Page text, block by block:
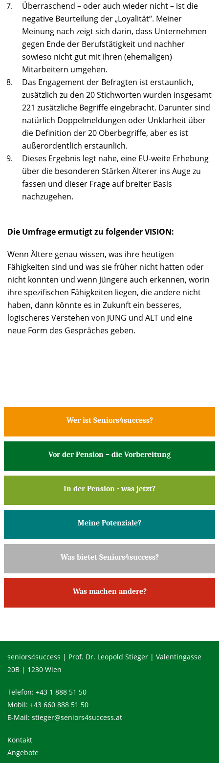
Überraschend – oder auch wieder nicht – ist die
negative Beurteilung der „Loyalität“. Meiner
Meinung nach zeigt sich darin, dass Unternehmen
gegen Ende der Berufstätigkeit und nachher
sowieso nicht gut mit ihren (ehemaligen)
Mitarbeitern umgehen.
Das Engagement der Befragten ist erstaunlich,
zusätzlich zu den 20 Stichworten wurden insgesamt
221 zusätzliche Begriffe eingebracht. Darunter sind
natürlich Doppelmeldungen oder Unklarheit über
die Definition der 20 Oberbegriffe, aber es ist
außerordentlich erstaunlich.
Dieses Ergebnis legt nahe, eine EU-weite Erhebung
über die besonderen Stärken Älterer ins Auge zu
fassen und dieser Frage auf breiter Basis
nachzugehen.
Die Umfrage ermutigt zu folgender VISION:
Wenn Ältere genau wissen, was ihre heutigen
Fähigkeiten sind und was sie früher nicht hatten oder
nicht konnten und wenn Jüngere auch erkennen, worin
ihre spezifischen Fähigkeiten liegen, die andere nicht
haben, dann könnte es in Zukunft ein besseres,
logischeres Verstehen von JUNG und ALT und eine
neue Form des Gespräches geben.
Wer ist Seniors4success?
Vor der Pension – die Vorbereitung
In der Pension - was jetzt?
Meine Potenziale?
Was bietet Seniors4success?
Was machen andere?
seniors4success | Prof. Dr. Leopold Stieger | Valentingasse
20B | 1230 Wien
Telefon: +43 1 888 51 50
Mobil: +43 660 888 51 50
E-Mail: stieger@seniors4success.at
Kontakt
Angebote